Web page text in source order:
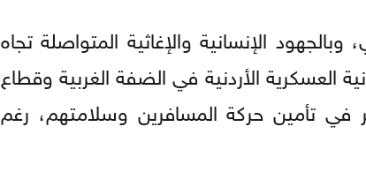
الإنسانية والإغاثية المتواصلة تجاه
العسكرية الأردنية في الضفة الغربية وقطاع
في تأمين حركة المسافرين وسلامتهم، رغم